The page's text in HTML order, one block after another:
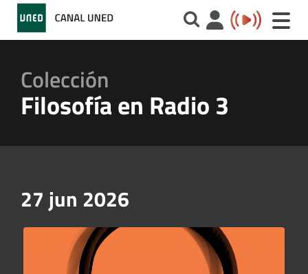
Toggle
Colección
Filosofía en Radio 3
27 jun 2026